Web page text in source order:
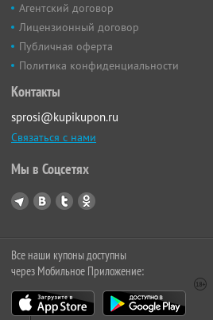
Агентский договор
Лицензионный договор
Публичная оферта
Политика конфиденциальности
Контакты
sprosi@kupikupon.ru
Связаться с нами
Мы в Соцсетях
Все наши купоны доступны
через Мобильное Приложение: